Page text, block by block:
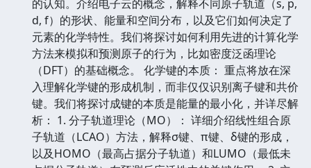
的认知。介绍电子云的概念，解释不同原子轨道（s, p,
d, f）的形状、能量和空间分布，以及它们如何决定了
元素的化学特性。我们将探讨如何利用先进的计算化学
方法来模拟和预测原子的行为，比如密度泛函理论
（DFT）的基础概念。 化学键的本质： 重点将放在深
入理解化学键的形成机制，而非仅仅识别离子键和共价
键。我们将探讨成键的本质是能量的最小化，并详尽解
析： 1. 分子轨道理论（MO）： 详细介绍线性组合原
子轨道（LCAO）方法，解释σ键、π键、δ键的形成，
以及HOMO（最高占据分子轨道）和LUMO（最低未